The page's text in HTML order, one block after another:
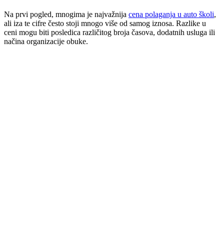
Na prvi pogled, mnogima je najvažnija cena polaganja u auto školi,
ali iza te cifre često stoji mnogo više od samog iznosa. Razlike u
ceni mogu biti posledica različitog broja časova, dodatnih usluga ili
načina organizacije obuke.